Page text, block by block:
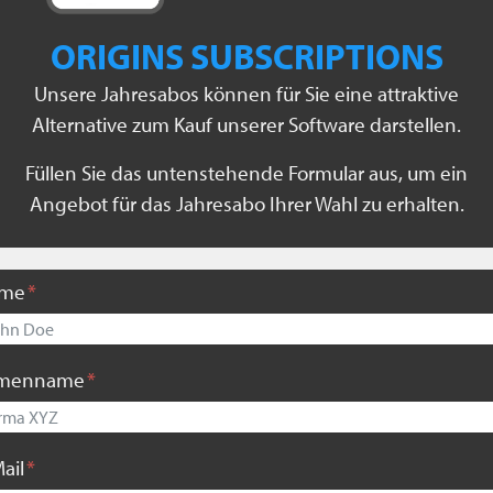
ORIGINS SUBSCRIPTIONS
Unsere Jahresabos können für Sie eine attraktive
Alternative zum Kauf unserer Software darstellen.
Füllen Sie das untenstehende Formular aus, um ein
Angebot für das Jahresabo Ihrer Wahl zu erhalten.